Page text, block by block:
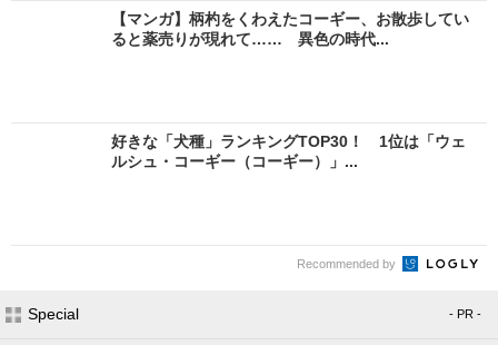
【マンガ】柄杓をくわえたコーギー、お散歩してい
ると薬売りが現れて…… 異色の時代...
好きな「犬種」ランキングTOP30！ 1位は「ウェ
ルシュ・コーギー（コーギー）」...
Recommended by
Special - PR -